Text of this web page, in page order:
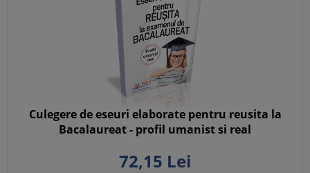
Culegere de eseuri elaborate pentru reusita la
Bacalaureat - profil umanist si real
72,15 Lei